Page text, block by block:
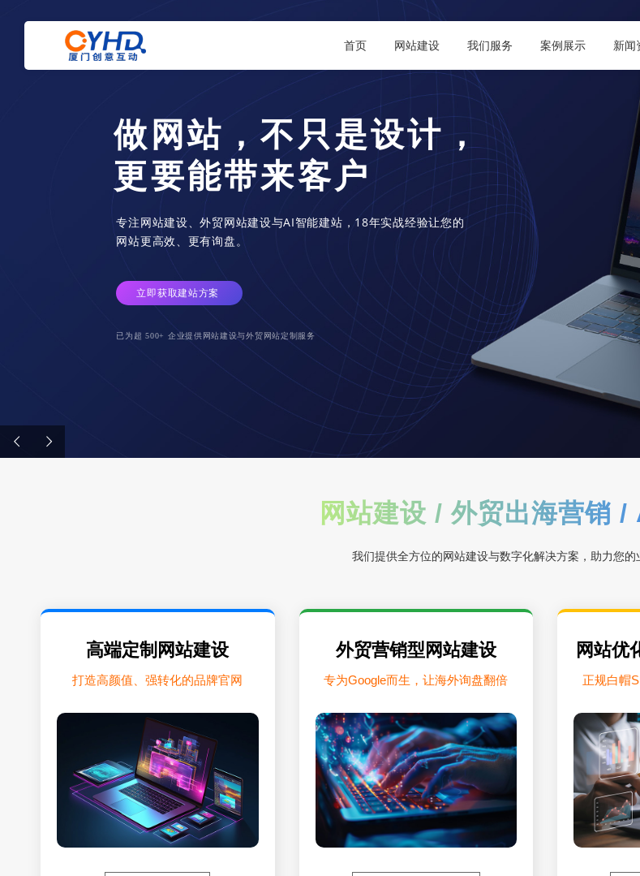
首页 网站建设 我们服务 案例展示 新闻
微信小程序、百度小程序
全方位一体化解决方案
提供各种流行的小程序运用，包含小程序商城，分销系统，预定系
统，点餐系统，民宿系统还有各种根据客户需求定制类的小程序。
网站建设 / 外贸出海营销 /
我们提供全方位的网站建设与数字化解决方案，助力您的
高端定制网站建设
打造高颜值、强转化的品牌官网
外贸营销型网站建设
专为Google而生，让海外询盘翻倍
网站优
正规白帽